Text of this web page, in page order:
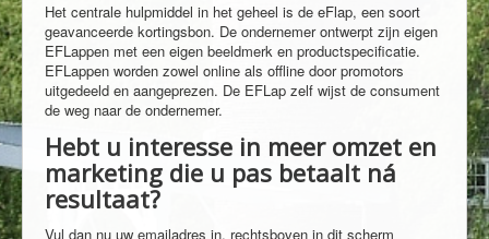
Het centrale hulpmiddel in het geheel is de eFlap, een soort
geavanceerde kortingsbon. De ondernemer ontwerpt zijn eigen
EFLappen met een eigen beeldmerk en productspecificatie.
EFLappen worden zowel online als offline door promotors
uitgedeeld en aangeprezen. De EFLap zelf wijst de consument
de weg naar de ondernemer.
Hebt u interesse in meer omzet en
marketing die u pas betaalt ná
resultaat?
Vul dan nu uw emailadres in, rechtsboven in dit scherm